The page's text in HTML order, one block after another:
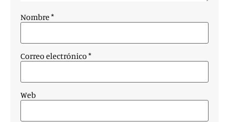
Nombre *
Correo electrónico *
Web